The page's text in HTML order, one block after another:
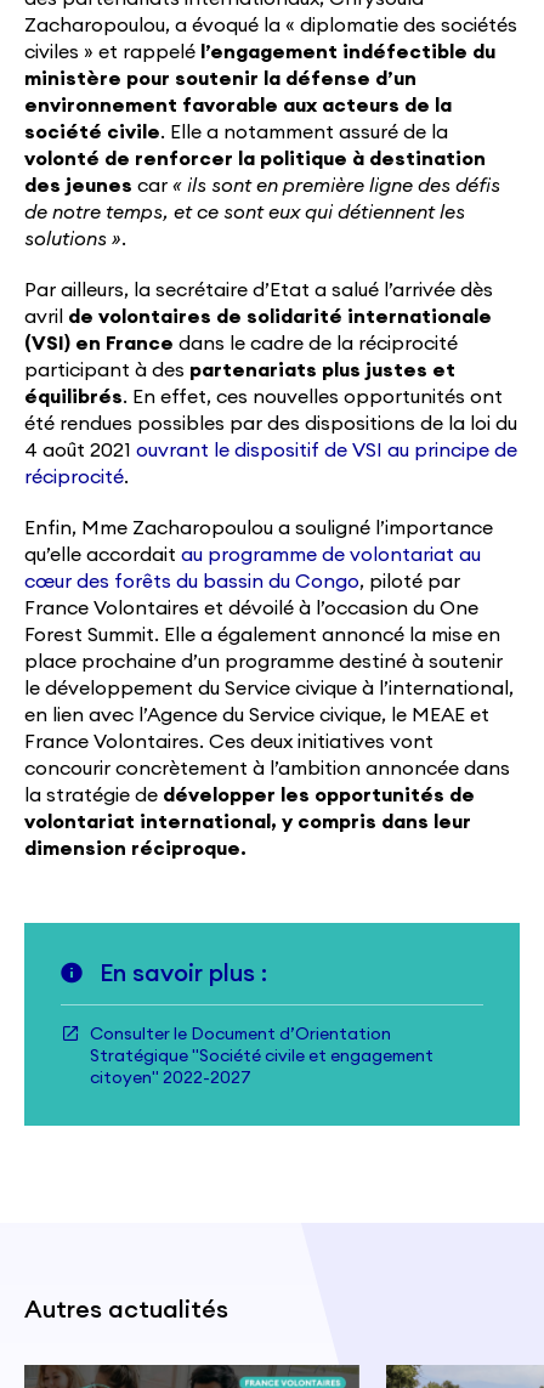
Zacharopoulou, a évoqué la « diplomatie des sociétés
civiles » et rappelé l’engagement indéfectible du
ministère pour soutenir la défense d’un
environnement favorable aux acteurs de la
société civile. Elle a notamment assuré de la
volonté de renforcer la politique à destination
des jeunes car « ils sont en première ligne des défis
de notre temps, et ce sont eux qui détiennent les
solutions ».
Par ailleurs, la secrétaire d’Etat a salué l’arrivée dès
avril de volontaires de solidarité internationale
(VSI) en France dans le cadre de la réciprocité
participant à des partenariats plus justes et
équilibrés. En effet, ces nouvelles opportunités ont
été rendues possibles par des dispositions de la loi du
4 août 2021 ouvrant le dispositif de VSI au principe de
réciprocité.
Enfin, Mme Zacharopoulou a souligné l’importance
qu’elle accordait au programme de volontariat au
cœur des forêts du bassin du Congo, piloté par
France Volontaires et dévoilé à l’occasion du One
Forest Summit. Elle a également annoncé la mise en
place prochaine d’un programme destiné à soutenir
le développement du Service civique à l’international,
en lien avec l’Agence du Service civique, le MEAE et
France Volontaires. Ces deux initiatives vont
concourir concrètement à l’ambition annoncée dans
la stratégie de développer les opportunités de
volontariat international, y compris dans leur
dimension réciproque.
En savoir plus :
Consulter le Document d’Orientation
Stratégique "Société civile et engagement
citoyen" 2022-2027
Autres actualités